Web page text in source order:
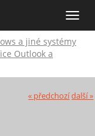
Toggle
a jiné systémy
Outlook a
« předchozídalší »